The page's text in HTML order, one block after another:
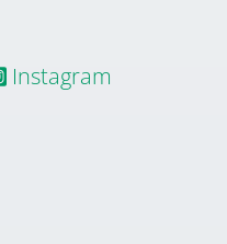
Instagram